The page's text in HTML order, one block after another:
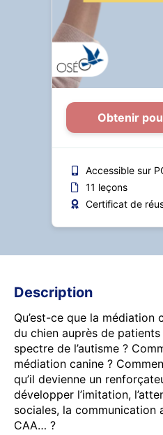
Obtenir
Accessible sur
11 leçons
Certificat de
Description
Qu’est-ce que la médiation
du chien auprès de
spectre de l’autisme ?
médiation canine ?
qu’il devienne un
développer l’imitation,
sociales, la communication
CAA… ?